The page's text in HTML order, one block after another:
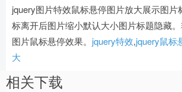
jquery图片特效鼠标悬停图片放大展示图片
标离开后图片缩小默认大小图片标题隐藏
图片鼠标悬停效果。 jquery特效,jquery鼠标
大
相关下载